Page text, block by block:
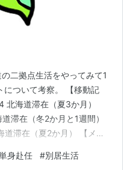
二拠点生活をやってみて1
について考察。 【移動記
海道滞在（夏3か月）
滞在（冬2か月と1週間）
滞在（夏2か月） 【メリ
が違っておもしろい ●北
身赴任 #別居生活